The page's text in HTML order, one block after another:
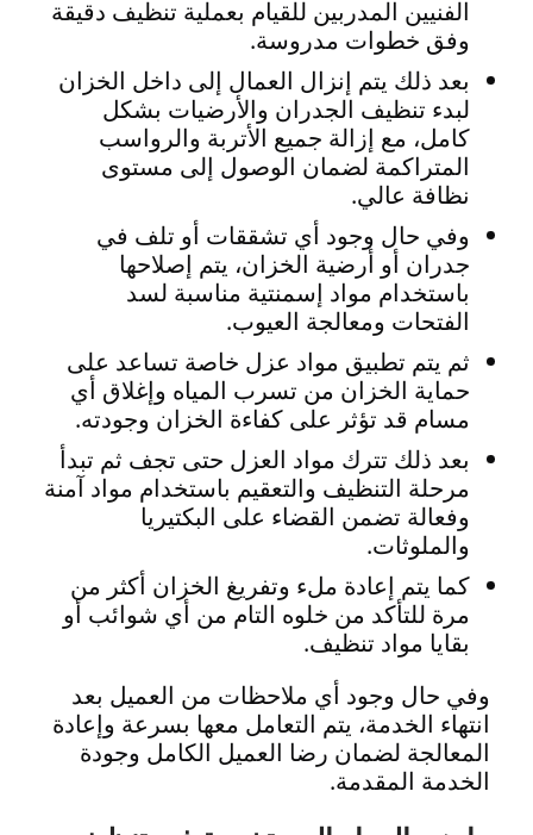
الفنيين المدربين للقيام بعملية تنظيف دقيقة
وفق خطوات مدروسة.
بعد ذلك يتم إنزال العمال إلى داخل الخزان
لبدء تنظيف الجدران والأرضيات بشكل
كامل، مع إزالة جميع الأتربة والرواسب
المتراكمة لضمان الوصول إلى مستوى
نظافة عالي.
وفي حال وجود أي تشققات أو تلف في
جدران أو أرضية الخزان، يتم إصلاحها
باستخدام مواد إسمنتية مناسبة لسد
الفتحات ومعالجة العيوب.
ثم يتم تطبيق مواد عزل خاصة تساعد على
حماية الخزان من تسرب المياه وإغلاق أي
مسام قد تؤثر على كفاءة الخزان وجودته.
بعد ذلك تترك مواد العزل حتى تجف ثم تبدأ
مرحلة التنظيف والتعقيم باستخدام مواد آمنة
وفعالة تضمن القضاء على البكتيريا
والملوثات.
كما يتم إعادة ملء وتفريغ الخزان أكثر من
مرة للتأكد من خلوه التام من أي شوائب أو
بقايا مواد تنظيف.
وفي حال وجود أي ملاحظات من العميل بعد
انتهاء الخدمة، يتم التعامل معها بسرعة وإعادة
المعالجة لضمان رضا العميل الكامل وجودة
الخدمة المقدمة.